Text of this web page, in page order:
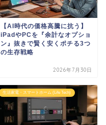
【AI時代の価格高騰に抗う】
iPadやPCを『余計なオプショ
ン』抜きで賢く安くポチる3つ
の生存戦略
2026年7月30日
生活家電・スマートホーム (Life Tech)